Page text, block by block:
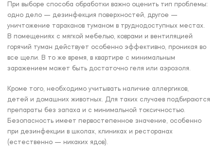
При выборе способа обработки важно оценить тип проблемы:
одно дело — дезинфекция поверхностей, другое —
уничтожение тараканов туманом в труднодоступных местах.
В помещениях с мягкой мебелью, коврами и вентиляцией
горячий туман действует особенно эффективно, проникая во
все щели. В то же время, в квартире с минимальным
заражением может быть достаточно геля или аэрозоля.
Кроме того, необходимо учитывать наличие аллергиков,
детей и домашних животных. Для таких случаев подбираются
препараты без запаха и с минимальной токсичностью.
Безопасность имеет первостепенное значение, особенно
при дезинфекции в школах, клиниках и ресторанах
(естественно — никаких ядов).